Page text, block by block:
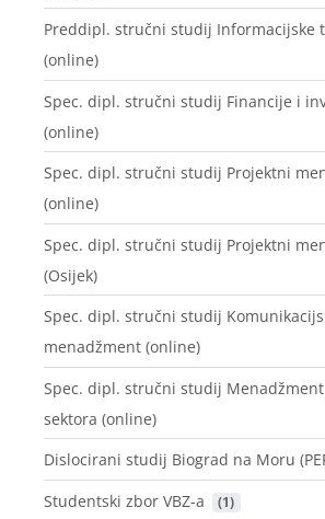
Preddipl. stručni studij Informacijske
(online)
Spec. dipl. stručni studij Financije i
(online)
Spec. dipl. stručni studij Projektni
(online)
Spec. dipl. stručni studij Projektni
(Osijek)
Spec. dipl. stručni studij
menadžment (online)
Spec. dipl. stručni studij
sektora (online)
Dislocirani studij Biograd na Moru
Studentski zbor VBZ-a
(1)